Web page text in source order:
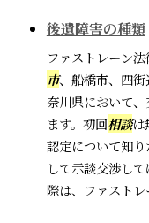
後遺障害の種類
ファストレーン法
市、船橋市、四
奈川県において
ます。初回相談は
認定について知
して示談交渉し
際は、ファスト